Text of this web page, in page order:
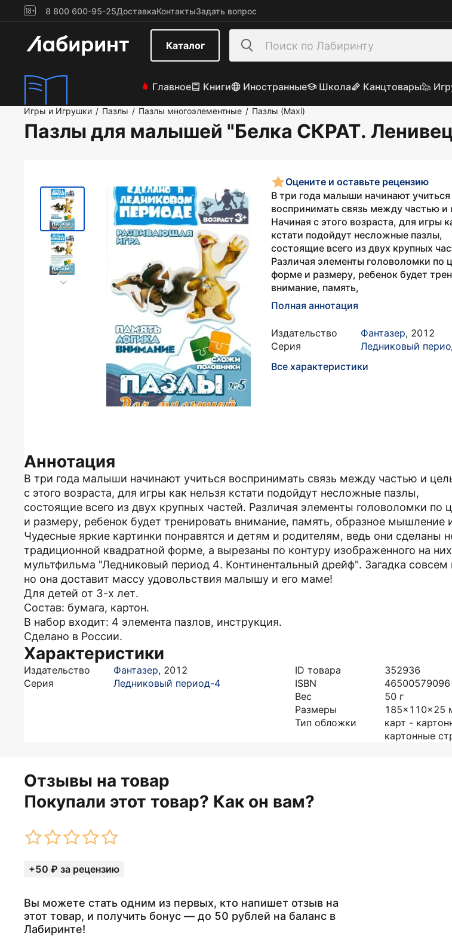
8 800 600-95-25ДоставкаКонтактыЗадать вопрос
Каталог
Главное Книги Иностранные Школа Канцтовары
Игры и Игрушки / Пазлы / Пазлы многоэлементные / Пазлы (Maxi)
Пазлы для малышей "Белка СКРАТ.
Оцените и оставьте рецензию
В три года малыши начинают учиться
воспринимать связь между частью
Начиная с этого возраста, для игры
кстати подойдут несложные пазлы,
состоящие всего из двух крупных
Различая элементы головоломки по
форме и размеру, ребенок будет
внимание, память,
Полная аннотация
Издательство Фантазер, 2012
Серия
Ледниковый
Все характеристики
Аннотация
В три года малыши начинают учиться воспринимать связь между частью и
с этого возраста, для игры как нельзя кстати подойдут несложные пазлы,
состоящие всего из двух крупных частей. Различая элементы головоломки по
и размеру, ребенок будет тренировать внимание, память, образное мышление
Чудесные яркие картинки понравятся и детям и родителям, ведь они сделаны
традиционной квадратной форме, а вырезаны по контуру изображенного на
мультфильма "Ледниковый период 4. Континентальный дрейф". Загадка совсем
но она доставит массу удовольствия малышу и его маме!
Для детей от 3-х лет.
Состав: бумага, картон.
В набор входит: 4 элемента пазлов, инструкция.
Сделано в России.
Характеристики
Издательство Фантазер, 2012
Серия
Ледниковый период-4
ID товара
352936
ISBN
Вес
50 г
Размеры
185x110x25
Тип обложки
карт -
картонные
Отзывы на товар
Покупали этот товар? Как он вам?
+50 ₽ за рецензию
Вы можете стать одним из первых, кто напишет отзыв на
этот товар, и получить бонус — до 50 рублей на баланс в
Лабиринте!